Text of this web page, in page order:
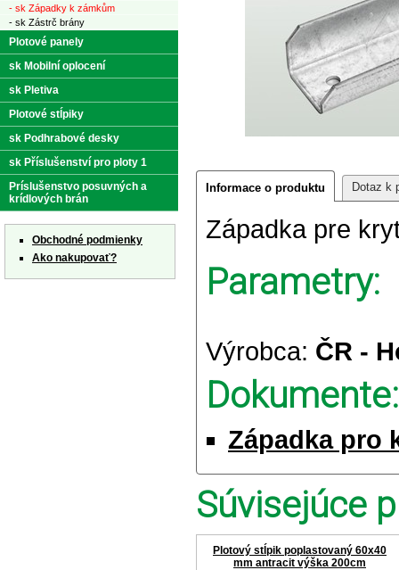
Informace o produktu Dotaz k
Západka pre
Parametry:
Výrobca: ČR -
Dokumente:
Západka pro
Súvisejúce
Plotový stĺpik poplastovaný 60x40
mm antracit výška 200cm
- sk Západky k zámkům
- sk Zástrč brány
Plotové panely
sk Mobilní oplocení
sk Pletiva
Plotové stĺpiky
sk Podhrabové desky
sk Příslušenství pro ploty 1
Príslušenstvo posuvných a
krídlových brán
Obchodné podmienky
Ako nakupovať?